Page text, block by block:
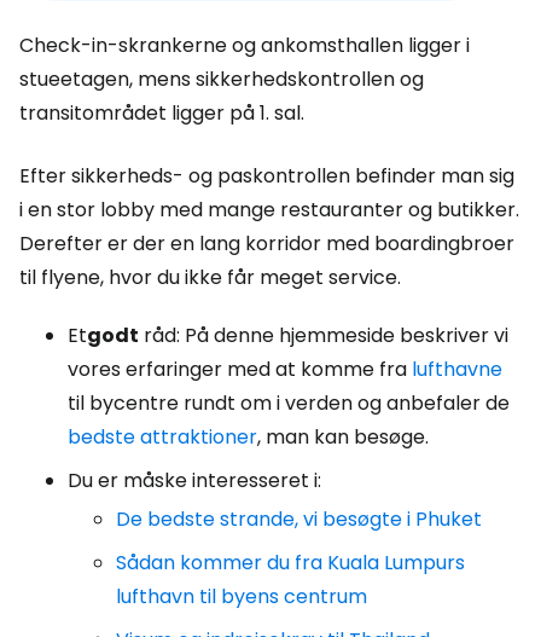
Check-in-skrankerne og ankomsthallen ligger i
stueetagen, mens sikkerhedskontrollen og
transitområdet ligger på 1. sal.
Efter sikkerheds- og paskontrollen befinder man sig
i en stor lobby med mange restauranter og butikker.
Derefter er der en lang korridor med boardingbroer
til flyene, hvor du ikke får meget service.
Etgodt råd: På denne hjemmeside beskriver vi
vores erfaringer med at komme fra lufthavne
til bycentre rundt om i verden og anbefaler de
bedste attraktioner, man kan besøge.
Du er måske interesseret i:
De bedste strande, vi besøgte i Phuket
Sådan kommer du fra Kuala Lumpurs
lufthavn til byens centrum